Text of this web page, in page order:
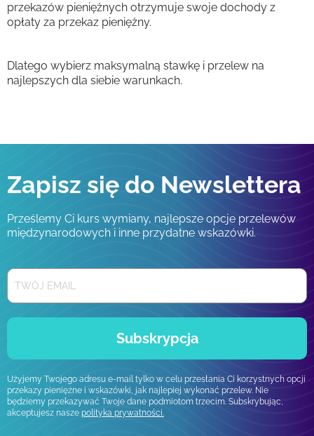
przekazów pieniężnych otrzymuje swoje dochody z
opłaty za przekaz pieniężny.
Dlatego wybierz maksymalną stawkę i przelew na
najlepszych dla siebie warunkach.
Zapisz się do Newslettera
Prześlemy Ci kurs wymiany, najlepsze opcje przelewów
międzynarodowych i inne przydatne wskazówki.
Subskrypcja
Użyjemy Twojego adresu e-mail tylko w celu przesłania Ci korzystnych opcji
przekazy pieniężne i wskazówki, jak najlepiej wykonać przelew. Nie
będziemy przekazywać Twoje dane podmiotom trzecim. Subskrybując,
akceptujesz nasze polityka prywatności.